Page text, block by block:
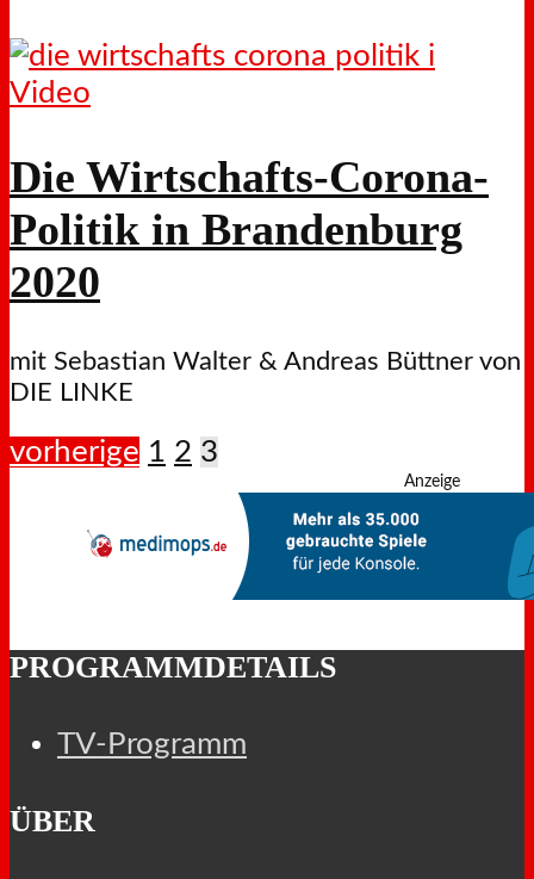
Video
Die Wirtschafts-Corona-
Politik in Brandenburg
2020
mit Sebastian Walter & Andreas Büttner von
DIE LINKE
vorherige 1 2 3
Anzeige
PROGRAMMDETAILS
TV-Programm
ÜBER